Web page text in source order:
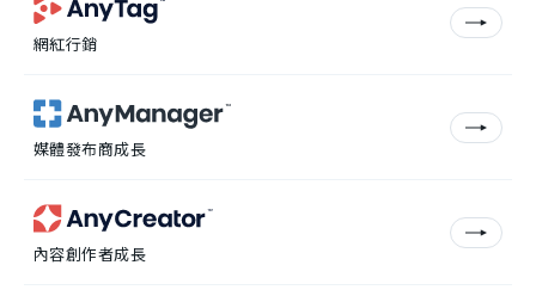
網紅行銷
媒體發布商成長
內容創作者成長